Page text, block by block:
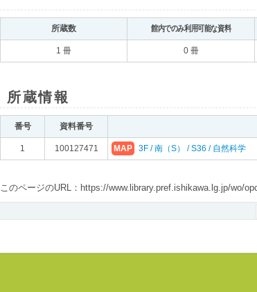
所蔵数 館内でのみ利用可能な資料
1 冊 0 冊
所蔵情報
番号 資料番号
1 100127471 MAP 3F / 南（S） / S36 / 自然科学
このページのURL：https://www.library.pref.ishikawa.lg.jp/wo/